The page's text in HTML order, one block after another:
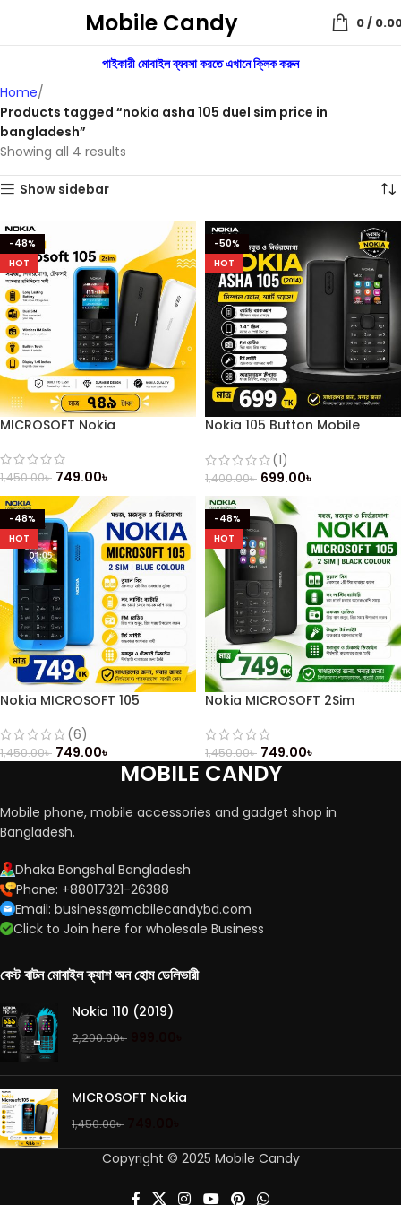
Mobile Candy 0/
পাইকারী মোবাইল ব্যবসা করতে এখানে ক্লিক করুন
Home
Products tagged “nokia asha 105 duel sim price in
bangladesh”
Showing all 4 results
Show sidebar
-48%
HOT
MICROSOFT Nokia
1,450.00৳ 749.00৳
-50%
HOT
Nokia 105 Button Mobile
(1)
1,400.00৳ 699.00৳
-48%
HOT
Nokia MICROSOFT 105
(6)
1,450.00৳ 749.00৳
-48%
HOT
Nokia MICROSOFT 2Sim
1,450.00৳ 749.00৳
MOBILE CANDY
Mobile phone, mobile accessories and gadget shop in
Bangladesh.
Dhaka Bongshal Bangladesh
Phone: +88017321-26388
Email: business@mobilecandybd.com
Click to Join here for wholesale Business
বেস্ট বাটন মোবাইল ক্যাশ অন হোম ডেলিভারী
Nokia 110 (2019)
2,200.00৳
MICROSOFT Nokia
1,450.00৳
Copyright © 2025 Mobile Candy